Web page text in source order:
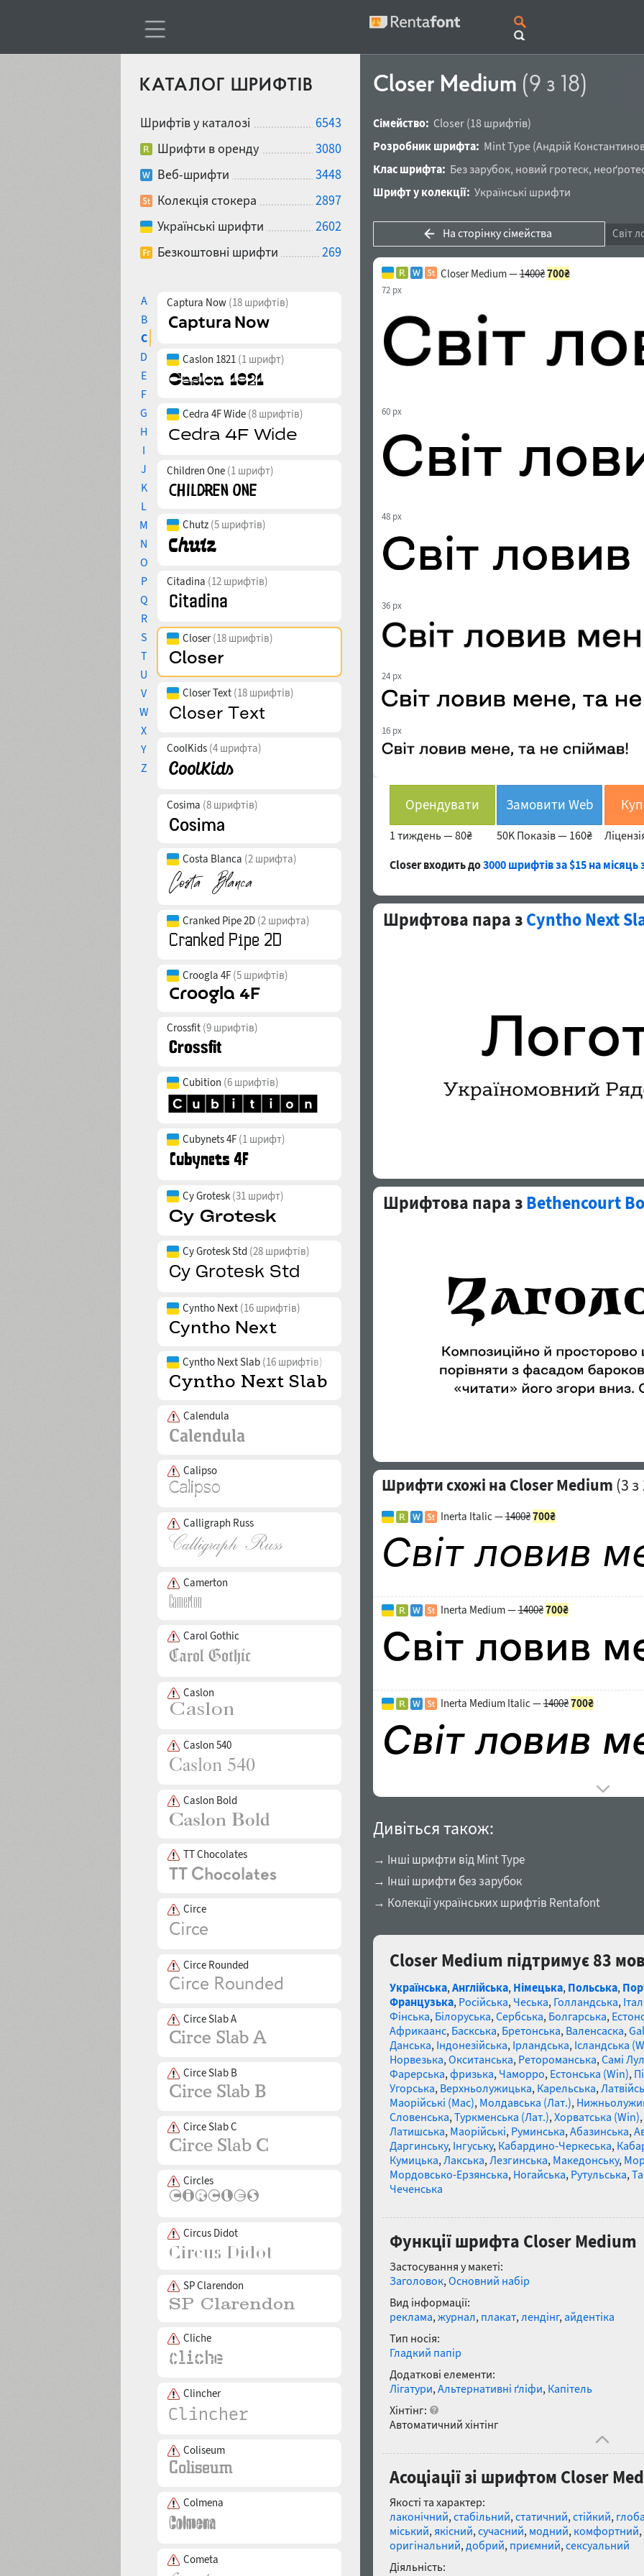
КАТАЛОГ ШРИФТІВ
Шрифтів у каталозі
6543
Шрифти в оренду
3080
Веб-шрифти
3448
Колекція стокера
2897
Українські шрифти
2602
Безкоштовні шрифти
269
A
B
C
D
E
F
G
H
I
J
K
L
M
N
O
P
Q
R
S
T
U
V
W
X
Y
Z
Captura Now (18 шрифтів)
Caslon 1821 (1 шрифт)
Cedra 4F Wide (8 шрифтів)
Children One (1 шрифт)
Chutz (5 шрифтів)
Citadina (12 шрифтів)
Closer(18 шрифтів)
Closer Text (18 шрифтів)
CoolKids (4 шрифта)
Cosima (8 шрифтів)
Costa Blanca (2 шрифта)
Cranked Pipe 2D (2 шрифта)
Croogla 4F (5 шрифтів)
Crossfit (9 шрифтів)
Cubition (6 шрифтів)
Cubynets 4F (1 шрифт)
Cy Grotesk (31 шрифт)
Cy Grotesk Std (28 шрифтів)
Cyntho Next (16 шрифтів)
Cyntho Next Slab (16 шрифтів)
Calendula
Calipso
Calligraph Russ
Camerton
Carol Gothic
Caslon
Caslon 540
Caslon Bold
TT Chocolates
Circe
Circe Rounded
Circe Slab A
Circe Slab B
Circe Slab C
Circles
Circus Didot
SP Clarendon
Cliche
Clincher
Coliseum
Colmena
Cometa
Closer Medium (9 з 18)
Сімейство: Closer (18 шрифтів)
Розробник шрифта: Mint Type(Андрій
Клас шрифта: Без зарубок, новий гротеск,
Шрифт у колекції: Українські шрифти
На сторінку сімейства Світ
Closer Medium —1400₴700₴
72 px
60 px
48 px
36 px
24 px
16 px
Орендувати
1 тиждень —80₴
Замовити Web
50K Показів — 160₴
Closer входить до3000 шрифтів за $15 на місяць
Шрифтова пара зCyntho Next
Шрифтова пара зBethencourt
Шрифти схожі на Closer Medium (3 з
Inerta Italic —1400₴700₴
Inerta Medium —1400₴700₴
Inerta Medium Italic —1400₴700₴
Дивіться також:
→ Інші шрифти від Mint Type
→ Інші шрифти без зарубок
→ Колекції українських шрифтів Rentafont
Closer Medium підтримує 83
Українська,Англійська, Німецька, Польська,
Французька, Російська, Чеська, Голландська,
Фінська, Білоруська,Сербська, Болгарська,
Африкаанс, Баскська, Бретонська, Валенсаска,
Данська, Індонезійська, Ірландська, Ісландська
Норвезька,Окситанська, Ретороманська,Самі
Фарерська,фризька, Чаморро, Естонська (Win),
Угорська, Верхньолужицька, Карельська,
Маорійські (Mac), Молдавська (Лат.),
Словенська,Туркменська (Лат.),Хорватська (Win),
Латишська, Маорійські, Руминська,Абазинська,
Даргинську, Інгуську, Кабардино-Черкеська,
Кумицька,Лакська,Лезгинська, Македонську,
Мордовсько-Ерзянська, Ногайська, Рутульська,
Чеченська
Функції шрифта Closer Medium
Застосування у макеті:
Заголовок,Основний набір
Вид інформації:
реклама,журнал, плакат,лендінг,айдентіка
Тип носія:
Гладкий папір
Додаткові елементи:
Лігатури,Альтернативні ґліфи, Капітель
Хінтінг:
Автоматичний хінтінг
Асоціації зі шрифтом Closer
Якості та характер:
лаконічний,стабільний,статичний,стійкий,
міський,якісний,сучасний, модний, комфортний,
оригінальний,добрий, приємний,сексуальний
Діяльність: